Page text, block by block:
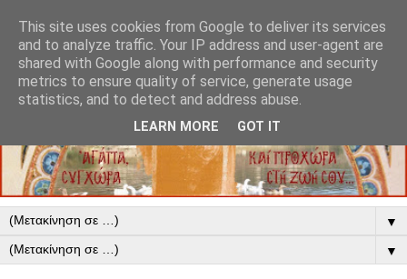
▼
▼
This site uses cookies from Google to deliver its services
and to analyze traffic. Your IP address and user-agent are
shared with Google along with performance and security
metrics to ensure quality of service, generate usage
statistics, and to detect and address abuse.
LEARN MORE GOT IT